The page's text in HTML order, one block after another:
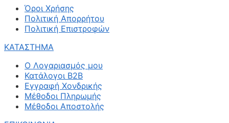
Όροι Χρήσης
Πολιτική Απορρήτου
Πολιτική Επιστροφών
ΚΑΤΑΣΤΗΜΑ
Ο Λογαριασμός μου
Κατάλογοι B2B
Εγγραφή Χονδρικής
Μέθοδοι Πληρωμής
Μέθοδοι Αποστολής